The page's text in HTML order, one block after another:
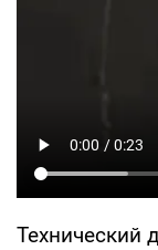
Технический